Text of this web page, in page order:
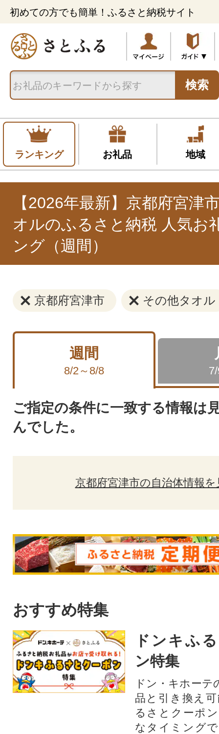
初めての方でも簡単！ふるさと納税サイト
検索
ランキング お礼品 地域
【2026年最新】京都府宮津
オルのふるさと納税 人気お
ング（週間）
京都府宮津市 その他タオル
週間
8/2～8/8
ご指定の条件に一致する情報は
んでした。
京都府宮津市の自治体情報を
おすすめ特集
ドンキふ
ン特集
ドン・キホーテ
品と引き換え
るさとクーポ
なタイミング